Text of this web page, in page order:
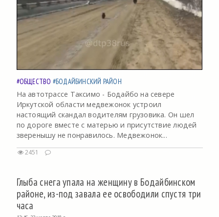
#ОБЩЕСТВО #БОДАЙБИНСКИЙ РАЙОН
На автотрассе Таксимо - Бодайбо на севере
Иркутской области медвежонок устроил
настоящий скандал водителям грузовика. Он шел
по дороге вместе с матерью и присутствие людей
зверенышу не понравилось. Медвежонок...
2451
Глыба снега упала на женщину в Бодайбинском
районе, из-под завала ее освободили спустя три
часа